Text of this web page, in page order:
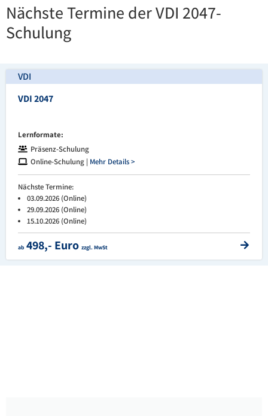
Nächste Termine der VDI 2047-
Schulung
VDI
VDI 2047
Lernformate:
Präsenz-Schulung
Online-Schulung | Mehr Details >
Nächste Termine:
03.09.2026 (Online)
29.09.2026 (Online)
15.10.2026 (Online)
ab 498,- Euro zzgl. MwSt